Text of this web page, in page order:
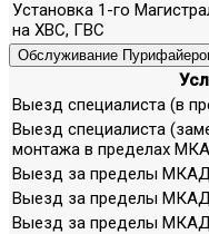
Установка 1-го
на ХВС, ГВС
Обслуживание
Выезд специалиста (в
Выезд специалиста
монтажа в пределах
Выезд за пределы
Выезд за пределы
Выезд за пределы